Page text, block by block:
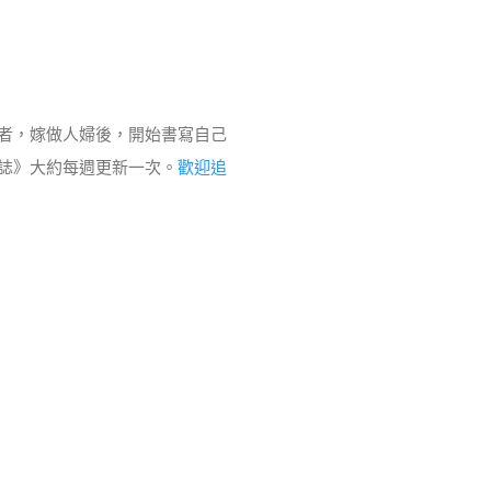
，嫁做人婦後，開始書寫自己
》大約每週更新一次。 歡迎追